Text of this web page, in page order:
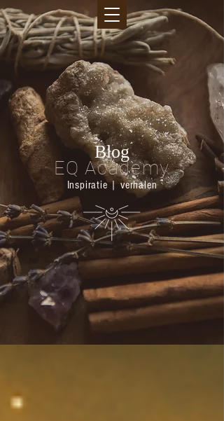
Blog
EQ Academy
Inspiratie | verhalen